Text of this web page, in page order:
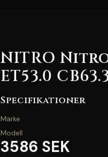
NITRO
ET53.0
Specifikationer
Märke
Modell
3586 SEK